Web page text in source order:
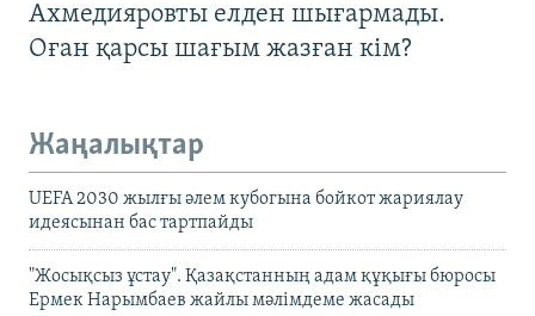
Ахмедияровты елден шығармады.
Оған қарсы шағым жазған кім?
Жаңалықтар
UEFA 2030 жылғы әлем кубогына бойкот жариялау
идеясынан бас тартпайды
"Жосықсыз ұстау". Қазақстанның адам құқығы бюросы
Ермек Нарымбаев жайлы мәлімдеме жасады